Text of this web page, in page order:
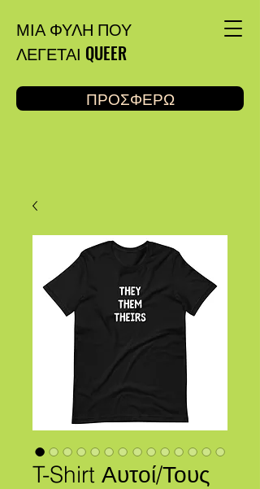
ΜΙΑ ΦΥΛΗ ΠΟΥ
ΛΕΓΕΤΑΙ QUEER
ΠΡΟΣΦΕΡΩ
T-Shirt Αυτοί/Τους